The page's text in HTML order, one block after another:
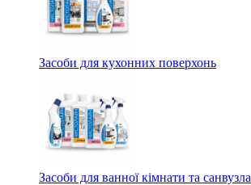
Засоби для кухонних поверхонь
Засоби для ванної кімнати та санвузла